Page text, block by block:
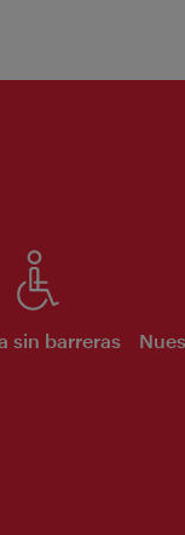
sin barreras